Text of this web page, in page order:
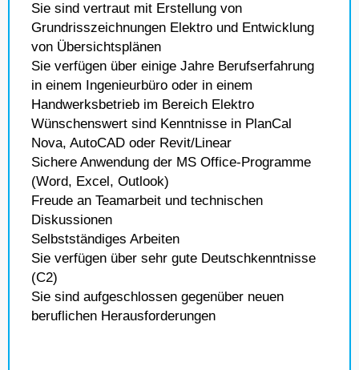
Sie sind vertraut mit Erstellung von
Grundrisszeichnungen Elektro und Entwicklung
von Übersichtsplänen
Sie verfügen über einige Jahre Berufserfahrung
in einem Ingenieurbüro oder in einem
Handwerksbetrieb im Bereich Elektro
Wünschenswert sind Kenntnisse in PlanCal
Nova, AutoCAD oder Revit/Linear
Sichere Anwendung der MS Office-Programme
(Word, Excel, Outlook)
Freude an Teamarbeit und technischen
Diskussionen
Selbstständiges Arbeiten
Sie verfügen über sehr gute Deutschkenntnisse
(C2)
Sie sind aufgeschlossen gegenüber neuen
beruflichen Herausforderungen